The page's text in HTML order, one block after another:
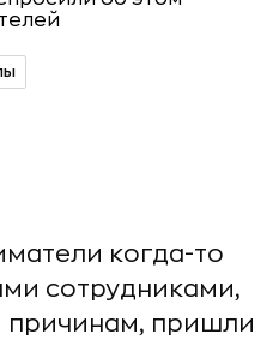
когда-то
сотрудниками,
причинам, пришли